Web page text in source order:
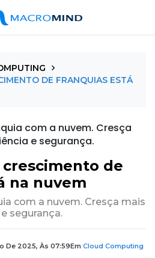
DE FRANQUIAS ESTÁ
de
na nuvem
com a nuvem. Cresça mais
segurança.
De 2025, Às 07:59Em Cloud Computing